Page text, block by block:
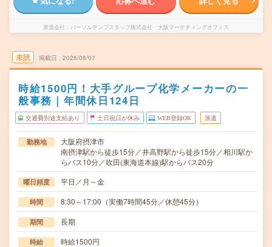
派遣会社 パーソルテンプスタッフ株式会社 大阪マーケティングオフィス
未読 掲載日 2026/08/07
時給1500円！大手グループ化学メーカーの一
般事務｜年間休日124日
交通費別途支給あり 土日祝日が休み WEB登録OK 派遣
勤務地
大阪府摂津市
南摂津駅から徒歩15分／井高野駅から徒歩15分／相川駅か
らバス10分／吹田(東海道本線)駅からバス20分
曜日頻度 平日／月～金
時間 8:30～17:00（実働7時間45分／休憩45分）
期間 長期
時給 時給1500円